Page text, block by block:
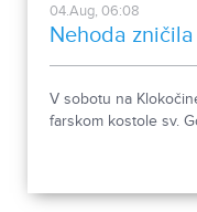
04.Aug, 06:08
Nehoda
V sobotu na
farskom kostole sv.